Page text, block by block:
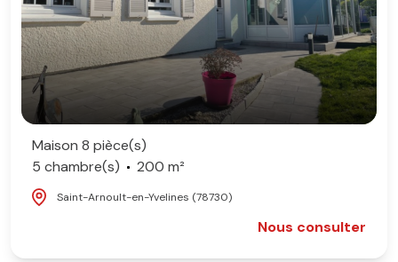
Maison 8 pièce(s)
5 chambre(s)
200 m²
Saint-Arnoult-en-Yvelines (78730)
Nous consulter